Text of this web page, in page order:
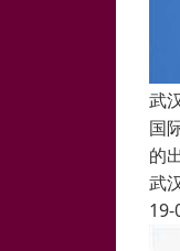
武
国
的
武
19-